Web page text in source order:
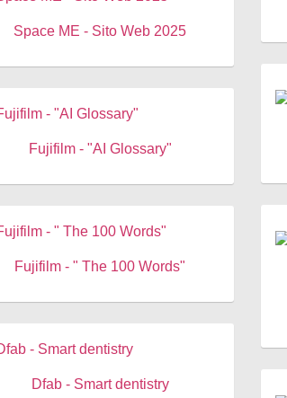
Space ME - Sito Web 2025
Fujifilm - "AI Glossary"
Fujifilm - " The 100 Words"
Dfab - Smart dentistry